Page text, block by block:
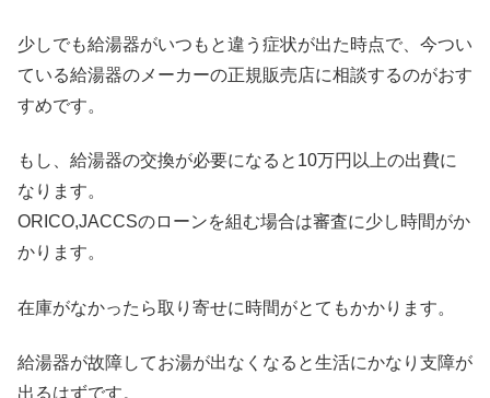
少しでも給湯器がいつもと違う症状が出た時点で、今つい
ている給湯器のメーカーの正規販売店に相談するのがおす
すめです。
もし、給湯器の交換が必要になると10万円以上の出費に
なります。
ORICO,JACCSのローンを組む場合は審査に少し時間がか
かります。
在庫がなかったら取り寄せに時間がとてもかかります。
給湯器が故障してお湯が出なくなると生活にかなり支障が
出るはずです。